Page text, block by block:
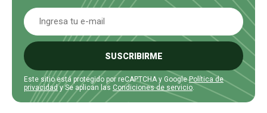
SUSCRIBIRME
Este sitio está protegido por reCAPTCHA y GooglePolítica de
privacidady Se aplican las Condiciones de servicio.